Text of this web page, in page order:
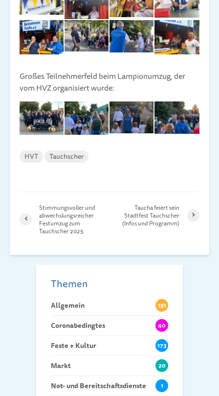
Großes Teilnehmerfeld beim Lampionumzug, der
vom HVZ organisiert wurde:
HVT Tauchscher
Stimmungsvoller und
abwechslungsreicher
Festumzug zum
Tauchscher 2025
Taucha feiert sein
Stadtfest Tauchscher
(Infos und Programm)
Themen
Allgemein 191
Coronabedingtes 40
Feste + Kultur 173
Markt 20
Not- und Bereitschaftsdienste 1